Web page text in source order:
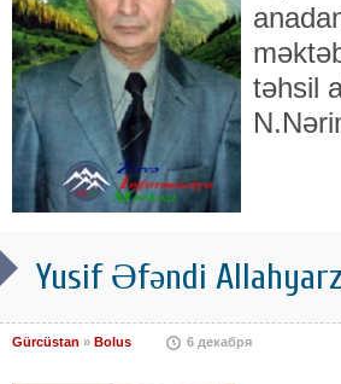
təhsil
Yusif Əfəndi
Gürcüstan » Bolus 6 декабря